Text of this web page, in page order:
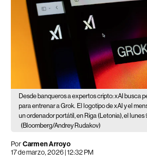
Desde banqueros a expertos cripto: xAI busca
para entrenar a Grok. El logotipo de xAI y el
un ordenador portátil, en Riga (Letonia), el lunes
(Bloomberg/Andrey Rudakov)
PorCarmen Arroyo
17 de marzo, 2026 | 12:32 PM